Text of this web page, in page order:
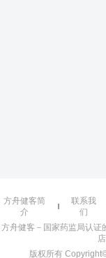
方舟健客简
介
联系我
们
方舟健客－国家药监局认证
版权所有